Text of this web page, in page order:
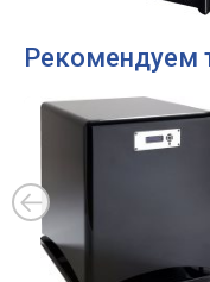
Рекомендуем